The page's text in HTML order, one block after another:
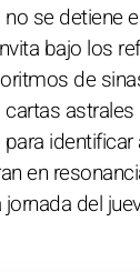
se detiene
bajo los
de
cartas
en
del